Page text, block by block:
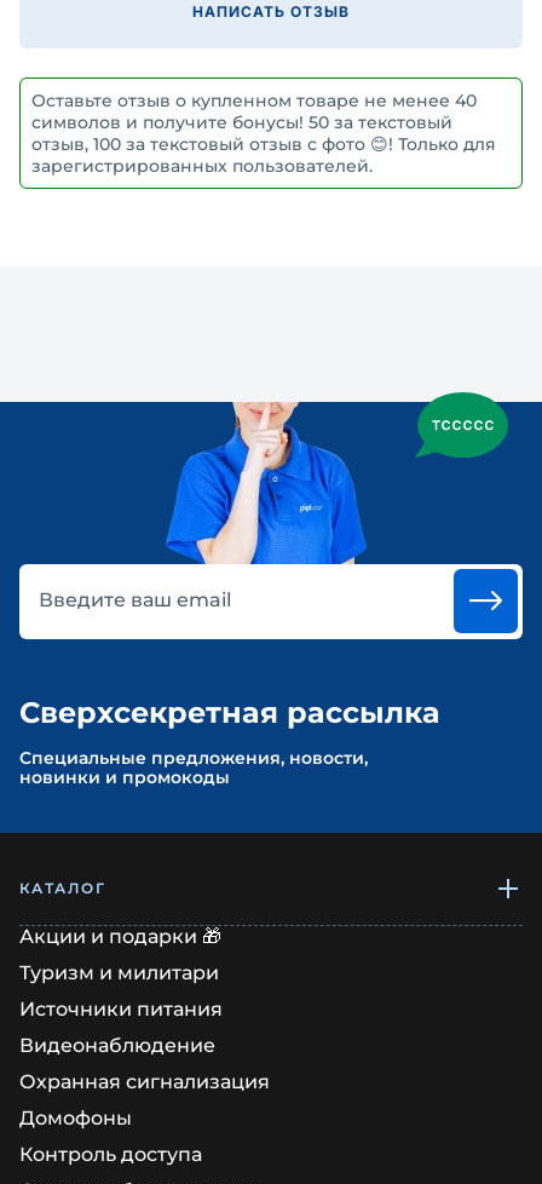
НАПИСАТЬ ОТЗЫВ
Оставьте отзыв о купленном товаре не менее 40
символов и получите бонусы! 50 за текстовый
отзыв, 100 за текстовый отзыв с фото 😊! Только для
зарегистрированных пользователей.
Введите ваш email
Сверхсекретная рассылка
Cпециальные предложения, новости,
новинки и промокоды
КАТАЛОГ
Акции и подарки 🎁
Туризм и милитари
Источники питания
Видеонаблюдение
Охранная сигнализация
Домофоны
Контроль доступа